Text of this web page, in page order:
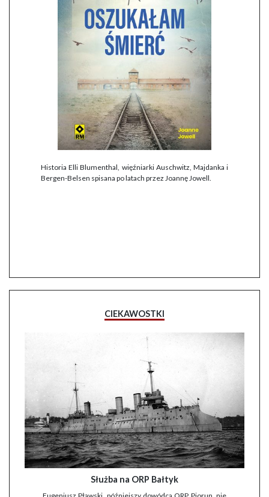
Historia Elli Blumenthal, więźniarki Auschwitz, Majdanka i
Bergen-Belsen spisana po latach przez Joannę Jowell.
CIEKAWOSTKI
Służba na ORP Bałtyk